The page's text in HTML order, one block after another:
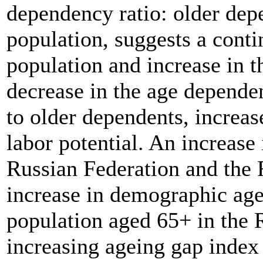
dependency ratio: older
population, suggests a
population and increase in
decrease in the age
to older dependents,
labor potential. An
Russian Federation and
increase in demographic
population aged 65+ in the
increasing ageing gap